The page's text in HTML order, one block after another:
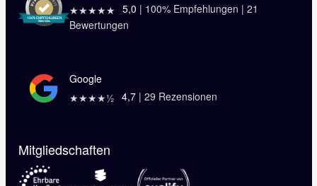
★★★★★ 5,0 | 100% Empfehlungen | 21
Bewertungen
Google
★★★★½ 4,7| 29 Rezensionen
Mitgliedschaften